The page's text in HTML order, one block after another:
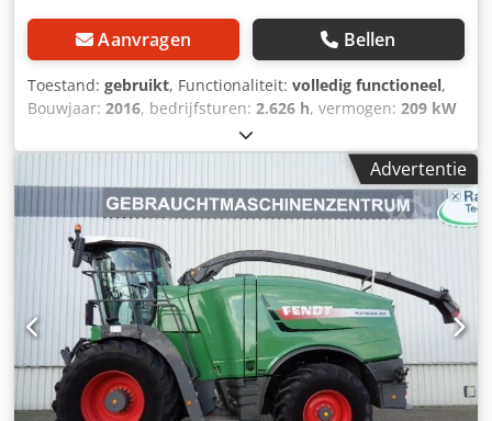
Aanvragen Bellen
Toestand: gebruikt, Functionaliteit: volledig functioneel,
Bouwjaar: 2016, bedrijfsturen: 2.626 h, vermogen: 209 kW
5.274 mm
kg, draagvermogen:4.770 kg, bouwbreedte:2.620 mm,
Tractor Csdpfx Ajumvh Ieclerf Snelheidsklasse: 50
Technische staat: zeer goed Batterijconditie: zeer goed
Advertentie